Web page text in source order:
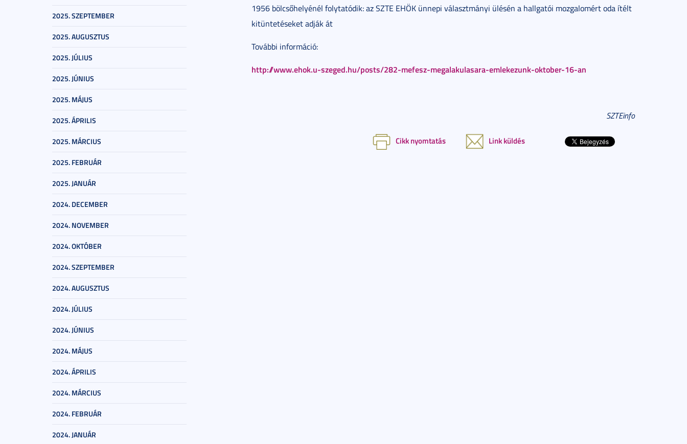
2025. SZEPTEMBER
2025. AUGUSZTUS
2025. JÚLIUS
2025. JÚNIUS
2025. MÁJUS
2025. ÁPRILIS
2025. MÁRCIUS
2025. FEBRUÁR
2025. JANUÁR
2024. DECEMBER
2024. NOVEMBER
2024. OKTÓBER
2024. SZEPTEMBER
2024. AUGUSZTUS
2024. JÚLIUS
2024. JÚNIUS
2024. MÁJUS
2024. ÁPRILIS
2024. MÁRCIUS
2024. FEBRUÁR
2024. JANUÁR
1956 bölcsőhelyénél folytatódik: az SZTE EHÖK ünnepi választmányi ülésén a hallgatói mozgalomért oda ítélt
kitüntetéseket adják át
További információ:
http://www.ehok.u-szeged.hu/posts/282-mefesz-megalakulasara-emlekezunk-oktober-16-an
SZTEinfo
Cikk nyomtatás Link küldés